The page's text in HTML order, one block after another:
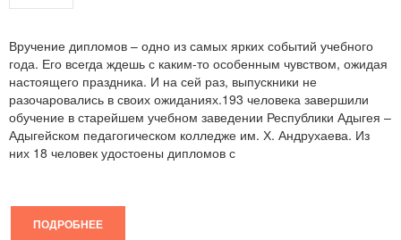
Вручение дипломов – одно из самых ярких событий учебного
года. Его всегда ждешь с каким-то особенным чувством, ожидая
настоящего праздника. И на сей раз, выпускники не
разочаровались в своих ожиданиях.193 человека завершили
обучение в старейшем учебном заведении Республики Адыгея –
Адыгейском педагогическом колледже им. Х. Андрухаева. Из
них 18 человек удостоены дипломов с
ПОДРОБНЕЕ